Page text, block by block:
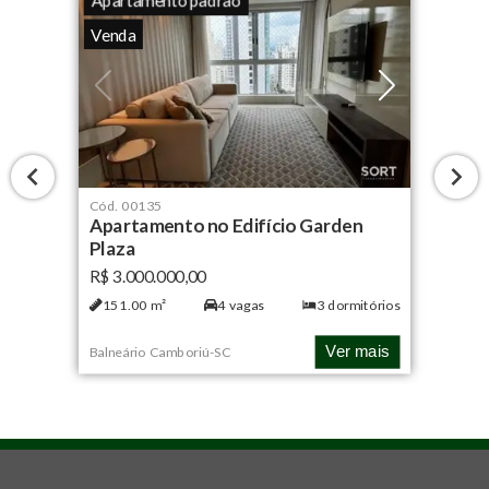
Venda
Cód. 00135
Apartamento no Edifício Garden
Plaza
R$ 3.000.000,00
151.00 m² 4vagas 3 dormitórios
Balneário Camboriú-SC Ver mais